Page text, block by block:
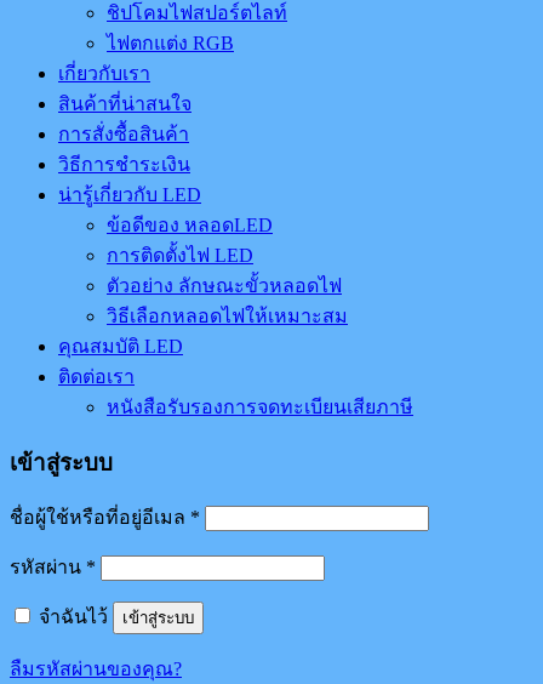
ชิปโคมไฟสปอร์ตไลท์
ไฟตกแต่ง RGB
เกี่ยวกับเรา
สินค้าที่น่าสนใจ
การสั่งซื้อสินค้า
วิธีการชำระเงิน
น่ารู้เกี่ยวกับ LED
ข้อดีของ หลอดLED
การติดตั้งไฟ LED
ตัวอย่าง ลักษณะขั้วหลอดไฟ
วิธีเลือกหลอดไฟให้เหมาะสม
คุณสมบัติ LED
ติดต่อเรา
หนังสือรับรองการจดทะเบียนเสียภาษี
เข้าสู่ระบบ
ชื่อผู้ใช้หรือที่อยู่อีเมล *
รหัสผ่าน *
จำฉันไว้ เข้าสู่ระบบ
ลืมรหัสผ่านของคุณ?